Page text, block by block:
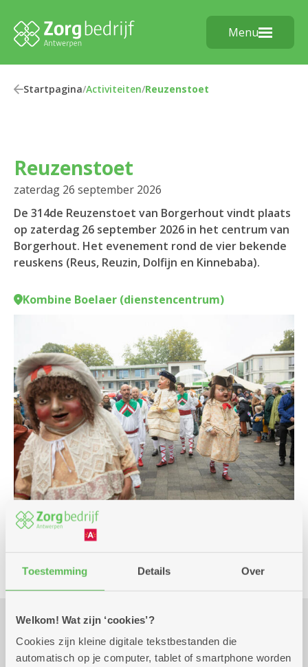
Toestemming Details Over
Welkom! Wat zijn ‘cookies’?
Cookies zijn kleine digitale tekstbestanden die
automatisch op je computer, tablet of smartphone worden
Menu
Startpagina/Activiteiten/Reuzenstoet
Reuzenstoet
zaterdag 26 september 2026
De 314de Reuzenstoet van Borgerhout vindt plaats
op zaterdag 26 september 2026 in het centrum van
Borgerhout. Het evenement rond de vier bekende
reuskens (Reus, Reuzin, Dolfijn en Kinnebaba).
Kombine Boelaer (dienstencentrum)
Feest en dans
Praktisch